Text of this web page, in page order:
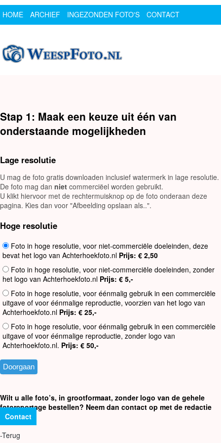
HOME ARCHIEF INGEZONDEN FOTO'S
CONTACT
Stap 1: Maak een keuze uit één van
onderstaande mogelijkheden
Lage resolutie
U mag de foto gratis downloaden inclusief watermerk in lage resolutie.
De foto mag dan niet commerciëel worden gebruikt.
U klikt hiervoor met de rechtermuisknop op de foto onderaan deze
pagina. Kies dan voor "Afbeelding opslaan als..".
Hoge resolutie
Foto in hoge resolutie, voor niet-commerciële doeleinden, deze
bevat het logo van Achterhoekfoto.nl Prijs: € 2,50
Foto in hoge resolutie, voor niet-commerciële doeleinden, zonder
het logo van Achterhoekfoto.nl Prijs: € 5,-
Foto in hoge resolutie, voor éénmalig gebruik in een commerciële
uitgave of voor éénmalige reproductie, voorzien van het logo van
Achterhoekfoto.nl Prijs: € 25,-
Foto in hoge resolutie, voor éénmalig gebruik in een commerciële
uitgave of voor éénmalige reproductie, zonder logo van
Achterhoekfoto.nl. Prijs: € 50,-
Wilt u alle foto’s, in grootformaat, zonder logo van de gehele
fotoreportage bestellen? Neem dan contact op met de redactie
Contact
-Terug